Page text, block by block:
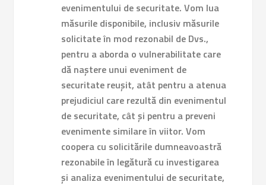
evenimentului de securitate. Vom lua
măsurile disponibile, inclusiv măsurile
solicitate în mod rezonabil de Dvs.,
pentru a aborda o vulnerabilitate care
dă naștere unui eveniment de
securitate reușit, atât pentru a atenua
prejudiciul care rezultă din evenimentul
de securitate, cât și pentru a preveni
evenimente similare în viitor. Vom
coopera cu solicitările dumneavoastră
rezonabile în legătură cu investigarea
și analiza evenimentului de securitate,